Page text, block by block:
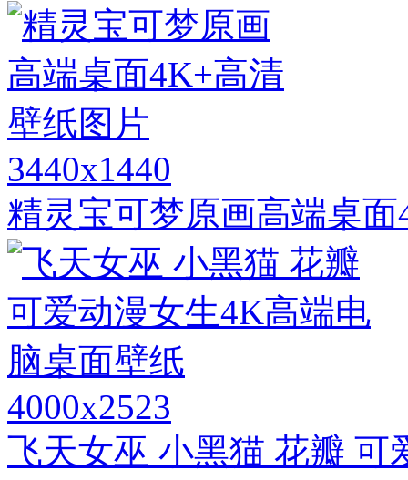
3440x1440
精灵宝可梦原画高端桌
4000x2523
飞天女巫 小黑猫 花瓣 可